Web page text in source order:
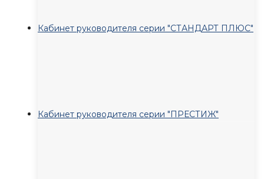
Кабинет руководителя серии "СТАНДАРТ ПЛЮС"
Кабинет руководителя серии "ПРЕСТИЖ"